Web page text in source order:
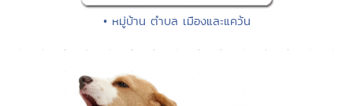
• หมู่บ้าน ตำบล เมืองและแคว้น